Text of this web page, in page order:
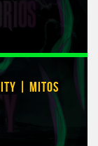
| MITOS